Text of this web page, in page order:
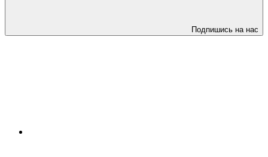
Подпишись на нас